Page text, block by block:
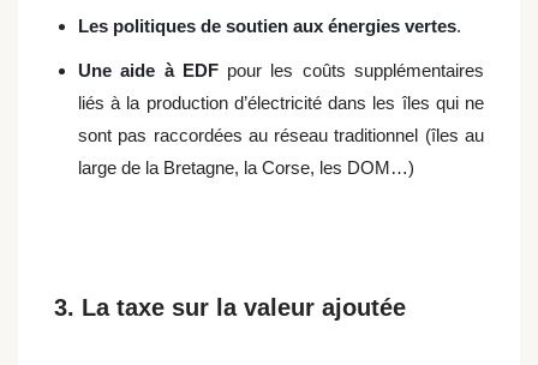
Les politiques de soutien aux énergies vertes.
Une aide à EDFpour les coûts supplémentaires
liés à la production d’électricité dans les îles qui ne
sont pas raccordées au réseau traditionnel (îles au
large de la Bretagne, la Corse, les DOM…)
3. La taxe sur la valeur ajoutée